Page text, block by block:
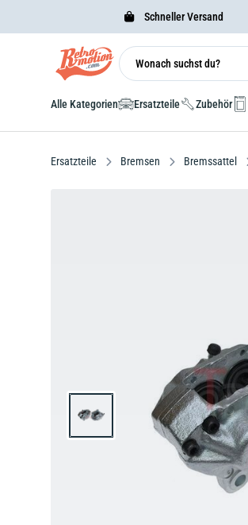
Schneller Versand
Alle Kategorien Ersatzteile Zubehör
Ersatzteile Bremsen Bremssattel